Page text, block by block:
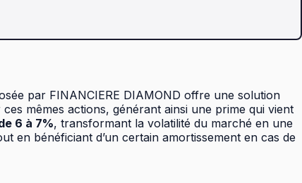
par FINANCIERE DIAMOND offre une solution
mêmes actions, générant ainsi une prime qui vient
6 à 7%, transformant la volatilité du marché en une
en bénéficiant d’un certain amortissement en cas de